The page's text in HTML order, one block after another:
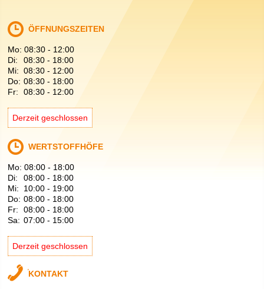
ÖFFNUNGSZEITEN
Mo: 08:30- 12:00
Di:
08:30- 18:00
Mi: 08:30- 12:00
Do: 08:30- 18:00
Fr:
08:30- 12:00
Derzeit geschlossen
WERTSTOFFHÖFE
Mo: 08:00- 18:00
Di:
08:00- 18:00
Mi:
10:00- 19:00
Do: 08:00- 18:00
Fr:
08:00- 18:00
Sa: 07:00- 15:00
Derzeit geschlossen
KONTAKT